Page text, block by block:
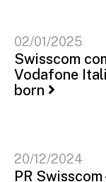
02/01/2025
Swisscom
Vodafone
born
20/12/2024
PR